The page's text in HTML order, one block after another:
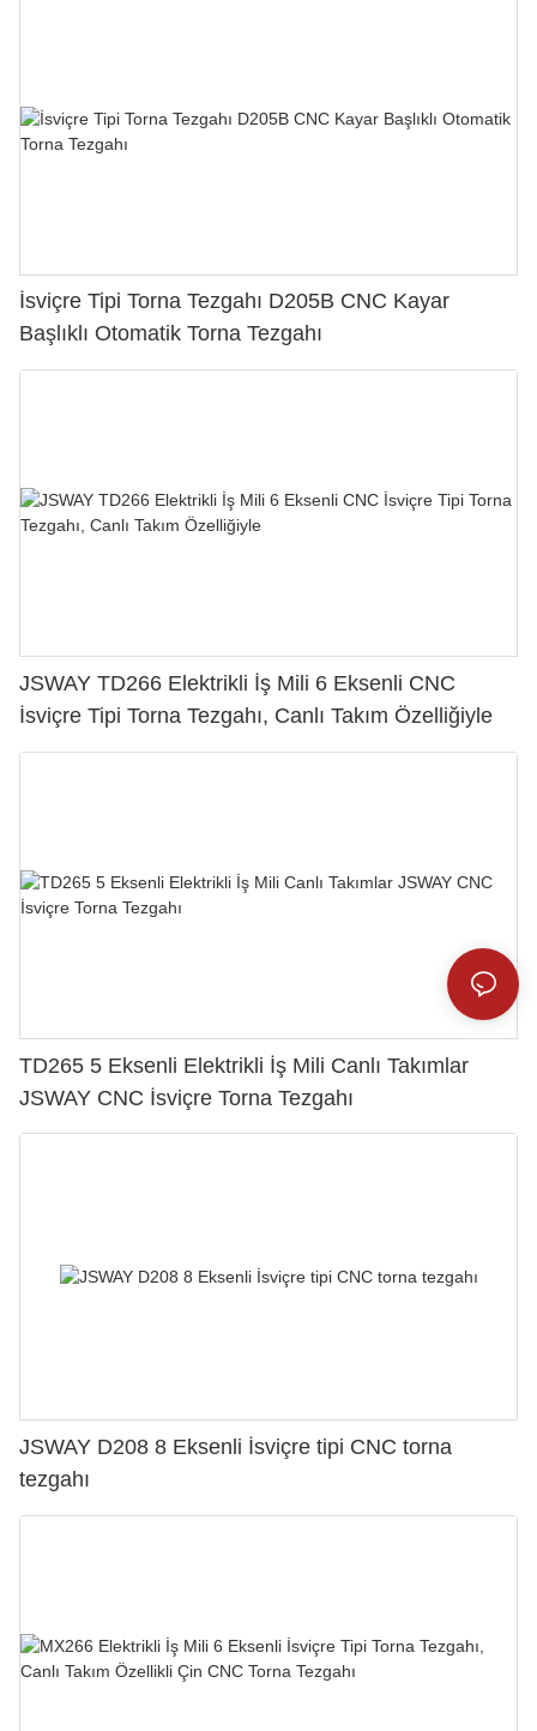
İsviçre Tipi Torna Tezgahı D205B CNC Kayar
Başlıklı Otomatik Torna Tezgahı
JSWAY TD266 Elektrikli İş Mili 6 Eksenli CNC
İsviçre Tipi Torna Tezgahı, Canlı Takım Özelliğiyle
TD265 5 Eksenli Elektrikli İş Mili Canlı Takımlar
JSWAY CNC İsviçre Torna Tezgahı
JSWAY D208 8 Eksenli İsviçre tipi CNC torna
tezgahı